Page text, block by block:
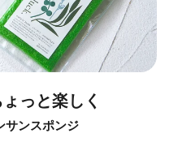
っと楽しく
サンスポンジ